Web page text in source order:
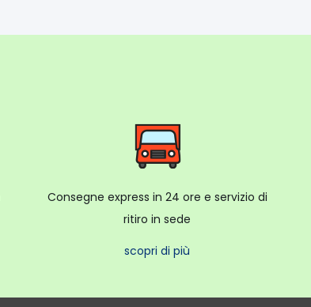
Consegne express in 24 ore e servizio di
ritiro in sede
scopri di più